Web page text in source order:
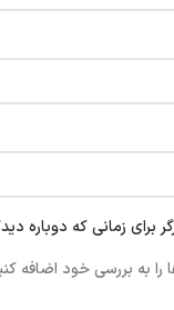
برای زمانی که دوباره
به بررسی خود اضافه